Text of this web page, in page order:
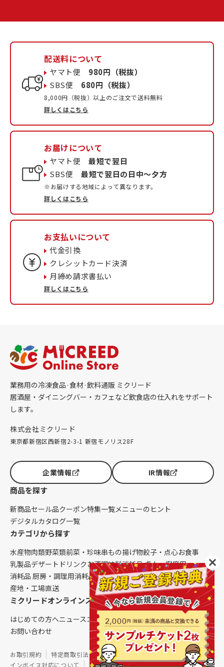
配送料について
ヤマト便 980円（税抜）
SBS便 680円（税抜）
8,000円（税抜）以上のご注文で送料無料
詳しくはこちら
お届けについて
ヤマト便最短で翌日
SBS便最短で翌日の日中〜夕方
※お届けする地域によって異なります。
詳しくはこちら
お支払いについて
代金引換
クレシットカード決済
月締め請求書払い
詳しくはこちら
業務用の冷凍食品·食材·飲料通販 ミクリード
居酒屋・ダイニングバー・カフェなど飲食店の仕入れをサポート
します。
株式会社ミクリード
東京都新宿区西新宿2-3-1 新宿モノリス28F
企業情報 IR情報
商品を探す
新商品セール品クーポン特集一覧メニューのヒント
デジタルカタログ一覧
カテゴリから探す
水産物肉類野菜類前菜・珍味串もの揚げ物餃子・点心お食事
乳製品デザート ドリンク お酒調味料消耗品 卓上・客席用
消耗品 厨房・調理用消耗品 クレンリネス生鮮品（配送便限定）
産地・工場直送
ミクリードオンラインストアについて
はじめての方へニュースコラムご利用ガイド会社概要
お問い合わせ
お取引規約 特定商取引法に基づく表記
個人情報保護方針
インボイス対応について
サイトマップ